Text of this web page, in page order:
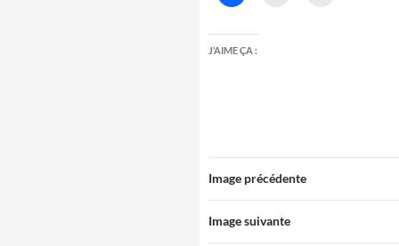
J’AIME ÇA :
Image précédente
Image suivante